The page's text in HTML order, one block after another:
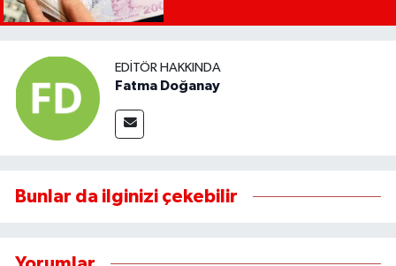
EDITÖR HAKKINDA
Fatma Doğanay
Bunlar da ilginizi çekebilir